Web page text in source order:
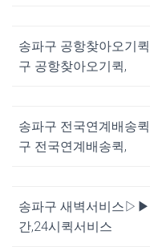
송파구 공항찾아오
구 공항찾아오기퀵,
송파구 전국연계배
구 전국연계배송퀵,
송파구 새벽서비스
간,24시퀵서비스